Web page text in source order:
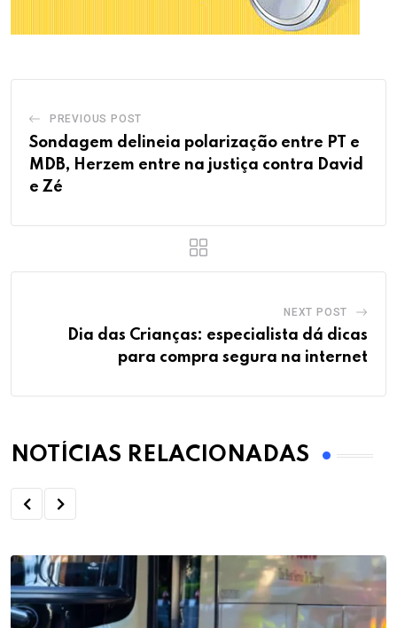
PREVIOUS POST
Sondagem delineia polarização entre PT e
MDB, Herzem entre na justiça contra David
e Zé
NEXT POST
Dia das Crianças: especialista dá dicas
para compra segura na internet
NOTÍCIAS RELACIONADAS